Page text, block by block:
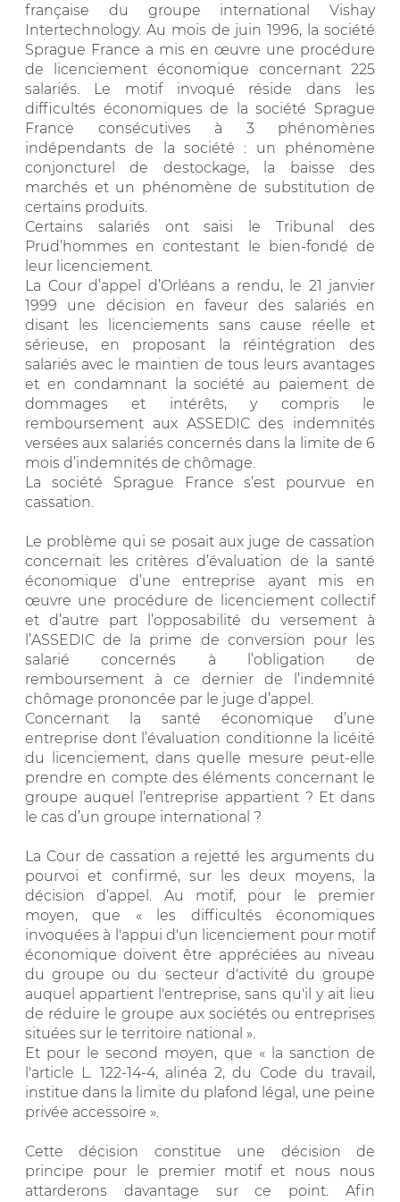
française du groupe international Vishay
Intertechnology. Au mois de juin 1996, la société
Sprague France a mis en œuvre une procédure
de licenciement économique concernant 225
salariés. Le motif invoqué réside dans les
difficultés économiques de la société Sprague
France consécutives à 3 phénomènes
indépendants de la société : un phénomène
conjoncturel de destockage, la baisse des
marchés et un phénomène de substitution de
certains produits.
Certains salariés ont saisi le Tribunal des
Prud’hommes en contestant le bien-fondé de
leur licenciement.
La Cour d’appel d’Orléans a rendu, le 21 janvier
1999 une décision en faveur des salariés en
disant les licenciements sans cause réelle et
sérieuse, en proposant la réintégration des
salariés avec le maintien de tous leurs avantages
et en condamnant la société au paiement de
dommages et intérêts, y compris le
remboursement aux ASSEDIC des indemnités
versées aux salariés concernés dans la limite de 6
mois d’indemnités de chômage.
La société Sprague France s’est pourvue en
cassation.
Le problème qui se posait aux juge de cassation
concernait les critères d’évaluation de la santé
économique d’une entreprise ayant mis en
œuvre une procédure de licenciement collectif
et d’autre part l’opposabilité du versement à
l’ASSEDIC de la prime de conversion pour les
salarié concernés à l’obligation de
remboursement à ce dernier de l’indemnité
chômage prononcée par le juge d’appel.
Concernant la santé économique d’une
entreprise dont l’évaluation conditionne la licéité
du licenciement, dans quelle mesure peut-elle
prendre en compte des éléments concernant le
groupe auquel l’entreprise appartient ? Et dans
le cas d’un groupe international ?
La Cour de cassation a rejetté les arguments du
pourvoi et confirmé, sur les deux moyens, la
décision d’appel. Au motif, pour le premier
moyen, que « les difficultés économiques
invoquées à l'appui d'un licenciement pour motif
économique doivent être appréciées au niveau
du groupe ou du secteur d'activité du groupe
auquel appartient l'entreprise, sans qu'il y ait lieu
de réduire le groupe aux sociétés ou entreprises
situées sur le territoire national ».
Et pour le second moyen, que « la sanction de
l'article L. 122-14-4, alinéa 2, du Code du travail,
institue dans la limite du plafond légal, une peine
privée accessoire ».
Cette décision constitue une décision de
principe pour le premier motif et nous nous
attarderons davantage sur ce point. Afin